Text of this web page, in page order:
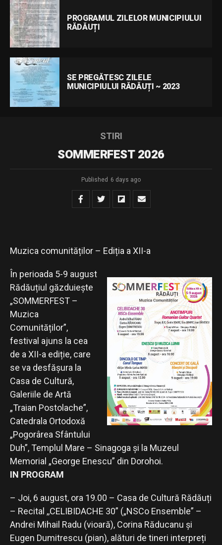
PROGRAMUL ZILELOR MUNICIPIULUI
RĂDĂUȚI
SE PREGĂTESC ZILELE
MUNICIPIULUI RĂDĂUȚI ~ 2023
STIRI
SOMMERFEST 2026
Published 6 days ago
Muzica comunităților – Ediția a XII-a
În perioada 5-9 august
Rădăuțiul găzduiește
„SOMMERFEST –
Muzica
Comunităților”,
festival ajuns la cea
de a XII-a ediție, care
se va desfășura la
Casa de Cultură,
Galeriile de Artă
„Traian Postolache”,
Catedrala Ortodoxă
„Pogorârea Sfântului
Duh”, Templul Mare – Sinagoga și la Muzeul
Memorial „George Enescu” din Dorohoi.
IN PROGRAM
– Joi, 6 august, ora 19.00 – Casa de Cultură Rădăuți
– Recital ,,CELIBIDACHE 30” („NSCo Ensemble” –
Andrei Mihail Radu (vioară), Corina Răducanu și
Eugen Dumitrescu (pian), alături de tineri interpreți